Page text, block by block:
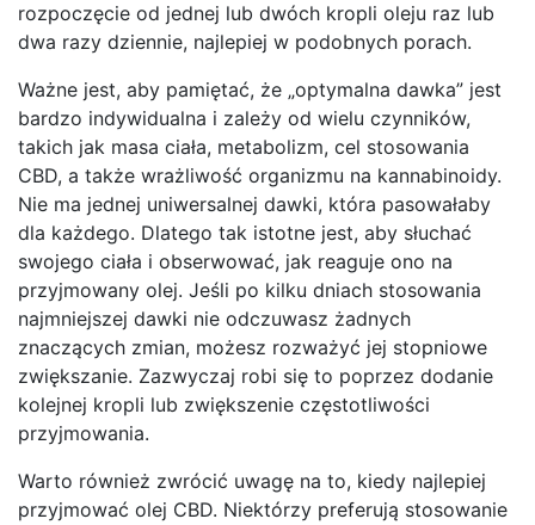
rozpoczęcie od jednej lub dwóch kropli oleju raz lub
dwa razy dziennie, najlepiej w podobnych porach.
Ważne jest, aby pamiętać, że „optymalna dawka” jest
bardzo indywidualna i zależy od wielu czynników,
takich jak masa ciała, metabolizm, cel stosowania
CBD, a także wrażliwość organizmu na kannabinoidy.
Nie ma jednej uniwersalnej dawki, która pasowałaby
dla każdego. Dlatego tak istotne jest, aby słuchać
swojego ciała i obserwować, jak reaguje ono na
przyjmowany olej. Jeśli po kilku dniach stosowania
najmniejszej dawki nie odczuwasz żadnych
znaczących zmian, możesz rozważyć jej stopniowe
zwiększanie. Zazwyczaj robi się to poprzez dodanie
kolejnej kropli lub zwiększenie częstotliwości
przyjmowania.
Warto również zwrócić uwagę na to, kiedy najlepiej
przyjmować olej CBD. Niektórzy preferują stosowanie